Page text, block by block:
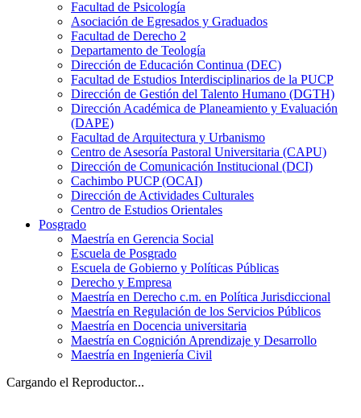
Facultad de Psicología
Asociación de Egresados y Graduados
Facultad de Derecho 2
Departamento de Teología
Dirección de Educación Continua (DEC)
Facultad de Estudios Interdisciplinarios de la PUCP
Dirección de Gestión del Talento Humano (DGTH)
Dirección Académica de Planeamiento y Evaluación
(DAPE)
Facultad de Arquitectura y Urbanismo
Centro de Asesoría Pastoral Universitaria (CAPU)
Dirección de Comunicación Institucional (DCI)
Cachimbo PUCP (OCAI)
Dirección de Actividades Culturales
Centro de Estudios Orientales
Posgrado
Maestría en Gerencia Social
Escuela de Posgrado
Escuela de Gobierno y Políticas Públicas
Derecho y Empresa
Maestría en Derecho c.m. en Política Jurisdiccional
Maestría en Regulación de los Servicios Públicos
Maestría en Docencia universitaria
Maestría en Cognición Aprendizaje y Desarrollo
Maestría en Ingeniería Civil
Cargando el Reproductor...